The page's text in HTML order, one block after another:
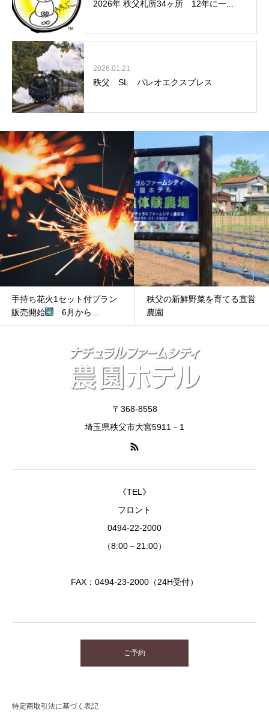
2026年 秩父札所34ヶ所 12年に一...
2026.01.21
秩父 SL パレオエクスプレス
手持ち花火1セット付プラン
販売開始
6月から...
秩父の新鮮野菜を育てる直営
農園
〒368-8558
埼玉県秩父市大宮5911－1
《TEL》
フロント
0494-22-2000
（8:00～21:00）
FAX：0494-23-2000（24H受付）
ご予約
特定商取引法に基づく表記